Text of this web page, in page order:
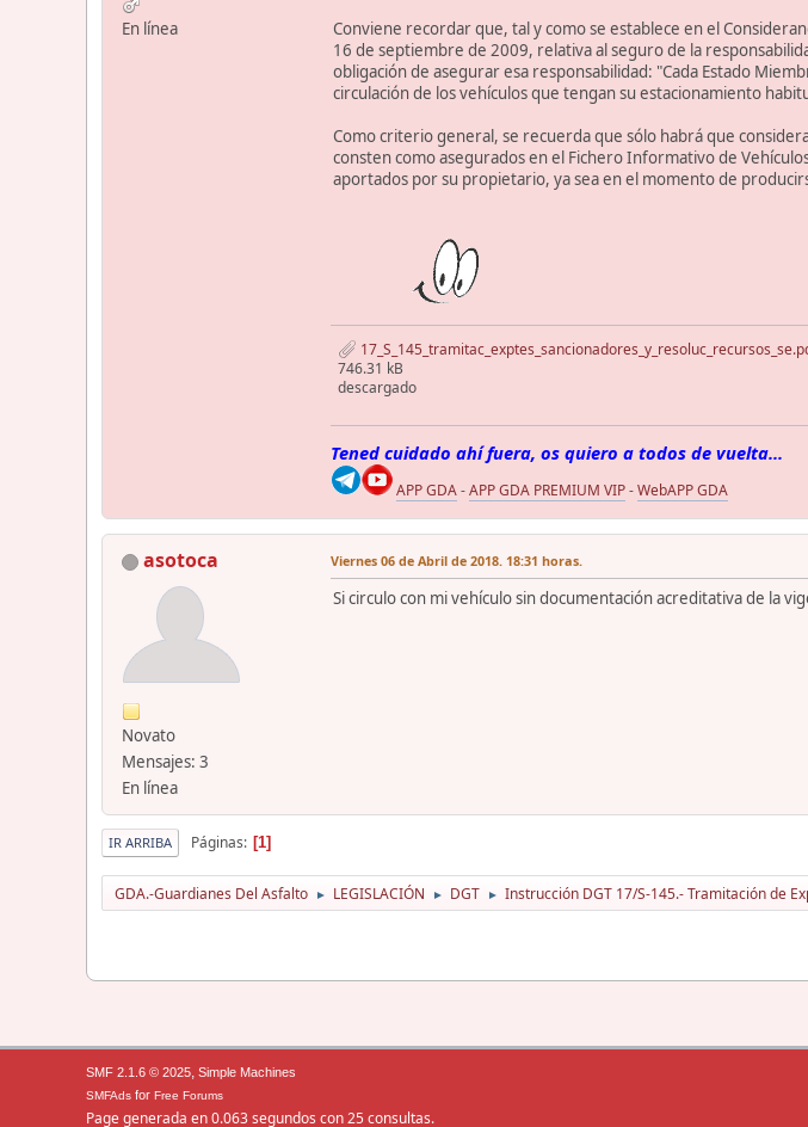
En línea
Conviene recordar que, tal y como se establece en el
16 de septiembre de 2009, relativa al seguro de la
obligación de asegurar esa responsabilidad: "Cada Estado
circulación de los vehículos que tengan su estacionamiento
Como criterio general, se recuerda que sólo habrá que
consten como asegurados en el Fichero Informativo de
aportados por su propietario, ya sea en el momento de
746.31 kB
descargado
Tened cuidado ahí fuera, os quiero a todos de vuelta...
APP GDA-APP GDA PREMIUM VIP-WebAPP GDA
asotoca
Novato
Mensajes: 3
En línea
Viernes 06 de Abril de 2018. 18:31 horas.
Si circulo con mi vehículo sin documentación acreditativa de la
IR ARRIBA Páginas 1
GDA.-Guardianes Del Asfalto ► LEGISLACIÓN ► DGT ► Instrucción DGT 17/S-145.- Tramitación de
SMF 2.1.6 © 2025, Simple Machines
SMFAds for Free Forums
Page generada en 0.063 segundos con 25 consultas.